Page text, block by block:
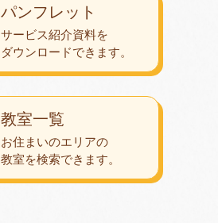
教室一覧
お住まいのエリアの
教室を検索できます。
パンフレット
サービス紹介資料を
ダウンロードできます。